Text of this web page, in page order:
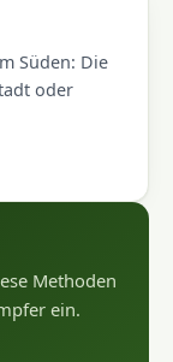
Süden: Die
oder
Methoden
ein.